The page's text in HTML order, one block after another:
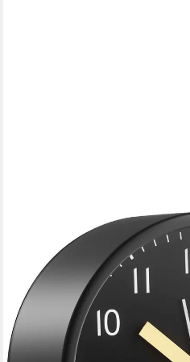
Kinderwecker Wecker Analog
Batteriebetrieben, 4 Zoll Rund,
Schlafzimmer, Büro, Nachtisch
19,99 €
36,49 €
-45%
lieferbar - in 9-11 Werktagen bei dir